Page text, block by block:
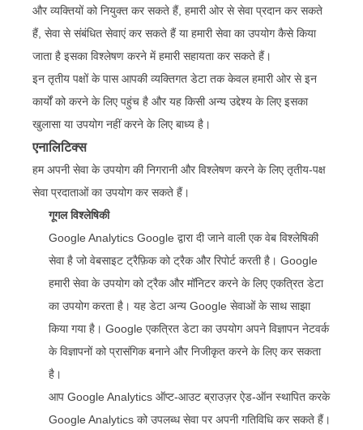
और व्यक्तियों को नियुक्त कर सकते हैं, हमारी ओर से सेवा प्रदान कर सकते
हैं, सेवा से संबंधित सेवाएं कर सकते हैं या हमारी सेवा का उपयोग कैसे किया
जाता है इसका विश्लेषण करने में हमारी सहायता कर सकते हैं।
इन तृतीय पक्षों के पास आपकी व्यक्तिगत डेटा तक केवल हमारी ओर से इन
कार्यों को करने के लिए पहुंच है और यह किसी अन्य उद्देश्य के लिए इसका
खुलासा या उपयोग नहीं करने के लिए बाध्य है।
एनालिटिक्स
हम अपनी सेवा के उपयोग की निगरानी और विश्लेषण करने के लिए तृतीय-पक्ष
सेवा प्रदाताओं का उपयोग कर सकते हैं।
गूगल विश्लेषिकी
Google Analytics Google द्वारा दी जाने वाली एक वेब विश्लेषिकी
सेवा है जो वेबसाइट ट्रैफ़िक को ट्रैक और रिपोर्ट करती है। Google
हमारी सेवा के उपयोग को ट्रैक और मॉनिटर करने के लिए एकत्रित डेटा
का उपयोग करता है। यह डेटा अन्य Google सेवाओं के साथ साझा
किया गया है। Google एकत्रित डेटा का उपयोग अपने विज्ञापन नेटवर्क
के विज्ञापनों को प्रासंगिक बनाने और निजीकृत करने के लिए कर सकता
है।
आप Google Analytics ऑप्ट-आउट ब्राउज़र ऐड-ऑन स्थापित करके
Google Analytics को उपलब्ध सेवा पर अपनी गतिविधि कर सकते हैं।